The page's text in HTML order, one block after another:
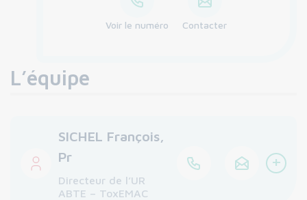
Voir le numéro Contacter
L’équipe
SICHEL François,
Pr
Directeur de l’UR
ABTE – ToxEMAC
+